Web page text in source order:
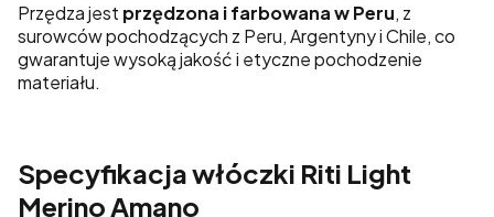
Przędza jest przędzona i farbowana w Peru, z
surowców pochodzących z Peru, Argentyny i Chile, co
gwarantuje wysoką jakość i etyczne pochodzenie
materiału.
Specyfikacja włóczki Riti Light
Merino Amano